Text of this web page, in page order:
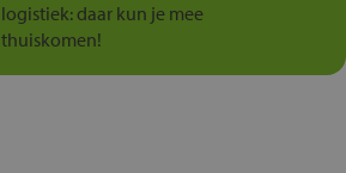
logistiek: daar kun je mee
thuiskomen!